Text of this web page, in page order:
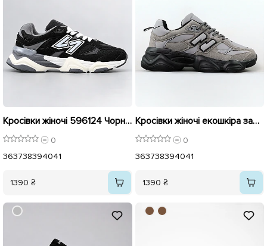
Кросівки жіночі 596124 Чорний
0
363738394041
1390 ₴
Кросівки жіночі екошкіра замша 596153 Сірий
0
363738394041
1390 ₴